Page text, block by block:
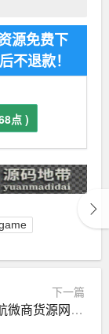
源免费下
不退款！
点 )
下一篇
微信群导航微商货源网二次开发版